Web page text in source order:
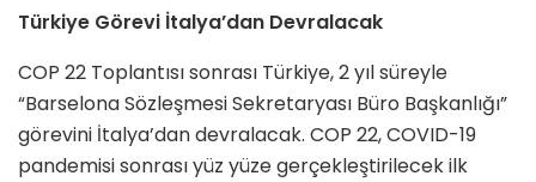
Türkiye Görevi İtalya’dan Devralacak
COP 22 Toplantısı sonrası Türkiye, 2 yıl süreyle
“Barselona Sözleşmesi Sekretaryası Büro Başkanlığı”
görevini İtalya’dan devralacak. COP 22, COVID-19
pandemisi sonrası yüz yüze gerçekleştirilecek ilk